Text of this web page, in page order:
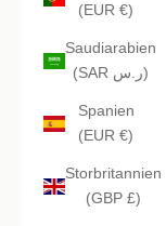
(EUR €)
Saudiarabien
(SAR ر.س)
Spanien
(EUR €)
Storbritannien
(GBP £)